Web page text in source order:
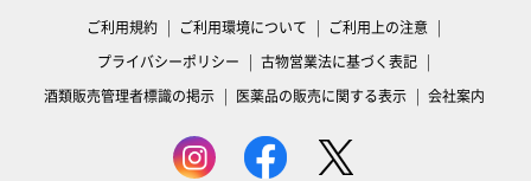
ご利用規約 ご利用環境について
ご利用上の注意
プライバシーポリシー
古物営業法に基づく表記
酒類販売管理者標識の掲示
医薬品の販売に関する表示 会社案内